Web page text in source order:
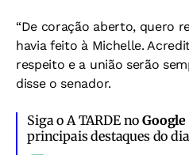
“De coração aberto, quero
havia feito à Michelle.
respeito e a união serão
disse o senador.
Siga o A TARDE no
principais destaques do